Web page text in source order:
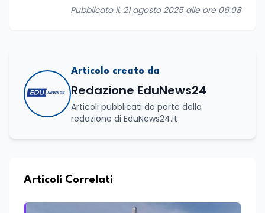
Pubblicato il: 21 agosto 2025 alle ore 06:08
Articolo creato da
Redazione EduNews24
Articoli pubblicati da parte della
redazione di EduNews24.it
Articoli Correlati